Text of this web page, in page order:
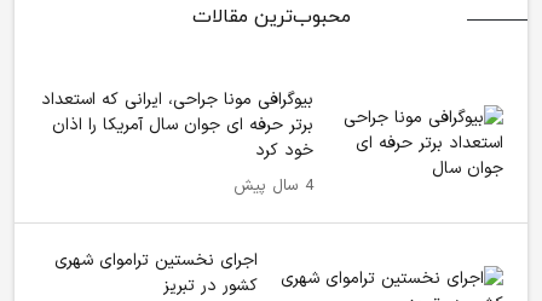
محبوب‌ترین مقالات
بیوگرافی مونا جراحی، ایرانی که استعداد
برتر حرفه ای جوان سال آمریکا را اذان
خود کرد
4 سال پیش
اجرای نخستین تراموای شهری
کشور در تبریز